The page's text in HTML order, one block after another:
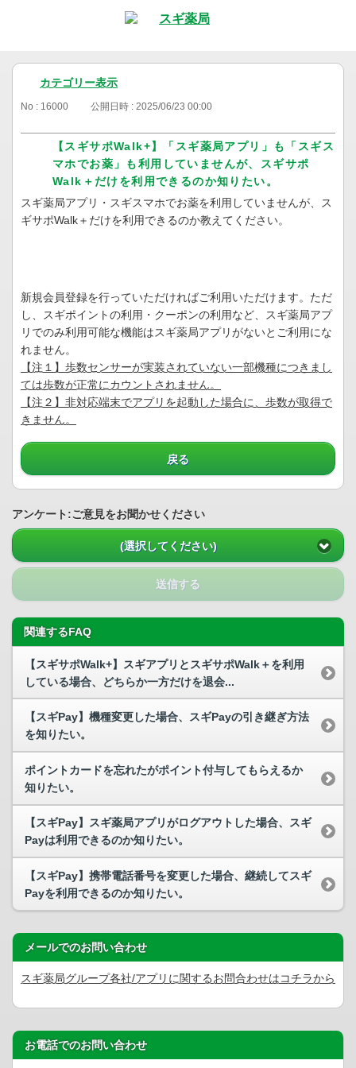
カテゴリー表示
No : 16000 公開日時 : 2025/06/23 00:00
【スギサポWalk+】「スギ薬局アプリ」も「スギス
マホでお薬」も利用していませんが、スギサポ
Walk＋だけを利用できるのか知りたい。
スギ薬局アプリ・スギスマホでお薬を利用していませんが、ス
ギサポWalk＋だけを利用できるのか教えてください。
新規会員登録を行っていただければご利用いただけます。ただ
し、スギポイントの利用・クーポンの利用など、スギ薬局アプ
リでのみ利用可能な機能はスギ薬局アプリがないとご利用にな
れません。
【注１】歩数センサーが実装されていない一部機種につきまし
ては歩数が正常にカウントされません。
【注２】非対応端末でアプリを起動した場合に、歩数が取得で
きません。
戻る
アンケート:ご意見をお聞かせください
(選択してください)
送信する
関連するFAQ
【スギサポWalk+】スギアプリとスギサポWalk＋を利用
している場合、どちらか一方だけを退会...
【スギPay】機種変更した場合、スギPayの引き継ぎ方法
を知りたい。
ポイントカードを忘れたがポイント付与してもらえるか
知りたい。
【スギPay】スギ薬局アプリがログアウトした場合、スギ
Payは利用できるのか知りたい。
【スギPay】携帯電話番号を変更した場合、継続してスギ
Payを利用できるのか知りたい。
メールでのお問い合わせ
スギ薬局グループ各社/アプリに関するお問合わせはコチラから
お電話でのお問い合わせ